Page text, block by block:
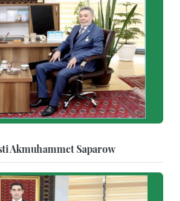
Akmuhammet Saparow